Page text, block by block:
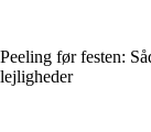
Peeling før festen:
lejligheder